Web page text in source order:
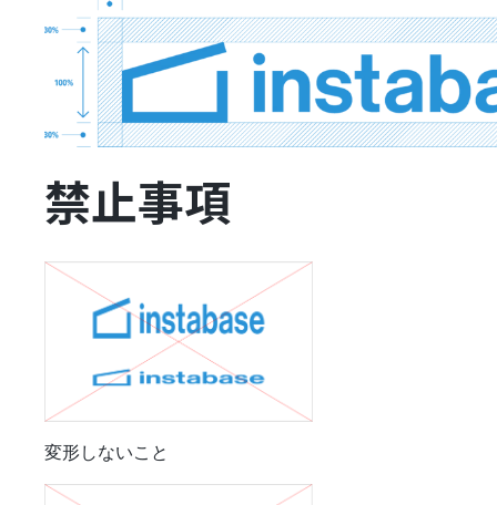
禁止事項
変形しないこと